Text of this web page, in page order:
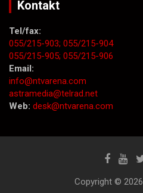
Kontakt
Tel/fax:
055/215-903; 055/215-904
055/215-905; 055/215-906
Email:
info@ntvarena.com
astramedia@telrad.net
Web: desk@ntvarena.com
Copyright © 2026